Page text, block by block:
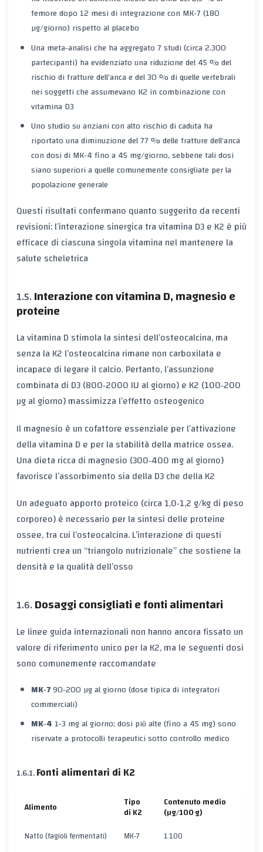
femore dopo 12 mesi di integrazione con MK‑7 (180
µg/giorno) rispetto al placebo
Una meta‑analisi che ha aggregato 7 studi (circa 2.300
partecipanti) ha evidenziato una riduzione del 45 % del
rischio di fratture dell’anca e del 30 % di quelle vertebrali
nei soggetti che assumevano K2 in combinazione con
vitamina D3
Uno studio su anziani con alto rischio di caduta ha
riportato una diminuzione del 77 % delle fratture dell’anca
con dosi di MK‑4 fino a 45 mg/giorno, sebbene tali dosi
siano superiori a quelle comunemente consigliate per la
popolazione generale
Questi risultati confermano quanto suggerito da recenti
revisioni: l’interazione sinergica tra vitamina D3 e K2 è più
efficace di ciascuna singola vitamina nel mantenere la
salute scheletrica
Interazione con vitamina D, magnesio e
proteine
La vitamina D stimola la sintesi dell’osteocalcina, ma
senza la K2 l’osteocalcina rimane non carboxilata e
incapace di legare il calcio. Pertanto, l’assunzione
combinata di D3 (800‑2000 IU al giorno) e K2 (100‑200
µg al giorno) massimizza l’effetto osteogenico
Il magnesio è un cofattore essenziale per l’attivazione
della vitamina D e per la stabilità della matrice ossea.
Una dieta ricca di magnesio (300‑400 mg al giorno)
favorisce l’assorbimento sia della D3 che della K2
Un adeguato apporto proteico (circa 1,0‑1,2 g/kg di peso
corporeo) è necessario per la sintesi delle proteine
ossee, tra cui l’osteocalcina. L’interazione di questi
nutrienti crea un “triangolo nutrizionale” che sostiene la
densità e la qualità dell’osso
Dosaggi consigliati e fonti alimentari
Le linee guida internazionali non hanno ancora fissato un
valore di riferimento unico per la K2, ma le seguenti dosi
sono comunemente raccomandate
MK‑790‑200 µg al giorno (dose tipica di integratori
commerciali)
MK‑4 1‑3 mg al giorno; dosi più alte (fino a 45 mg) sono
riservate a protocolli terapeutici sotto controllo medico
Fonti alimentari di K2
Alimento Tipo
di K2
Contenuto medio
(µg/100 g)
Natto (fagioli fermentati)
MK‑7
1 100